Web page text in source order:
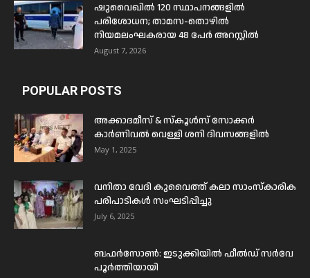
ഷുവൈഖിൽ 120 സ്ഥാപനങ്ങളിൽ
പരിശോധന; താമസ-തൊഴിൽ
നിയമലംഘകരായ 48 പേർ അറസ്റ്റിൽ
August 7, 2026
POPULAR POSTS
അക്കാദമീസ് & സ്കൂൾസ് സോക്കർ
കാർണിവൽ വെള്ളി ശനി ദിവസങ്ങളിൽ
May 1, 2025
വനിതാ വേദി കുവൈത്ത് കലാ സാംസ്കാരിക
പരിപാടികൾ സംഘടിപ്പിച്ചു
July 6, 2025
ബഫര്‍സോണ്‍: ഇടുക്കിയില്‍ ഫീല്‍ഡ് സര്‍വേ
പൂര്‍ത്തിയായി